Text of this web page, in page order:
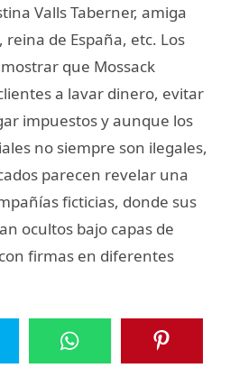
Valls Taberner, amiga
de España, etc. Los
que Mossack
a lavar dinero, evitar
impuestos y aunque los
no siempre son ilegales,
parecen revelar una
ficticias, donde sus
ocultos bajo capas de
firmas en diferentes